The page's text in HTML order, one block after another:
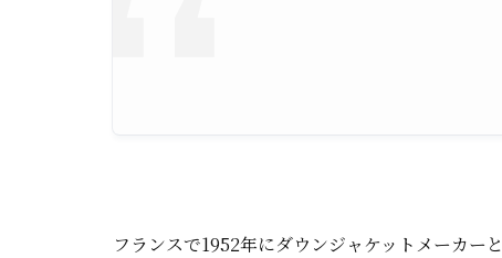
フランスで1952年にダウンジャケットメーカー